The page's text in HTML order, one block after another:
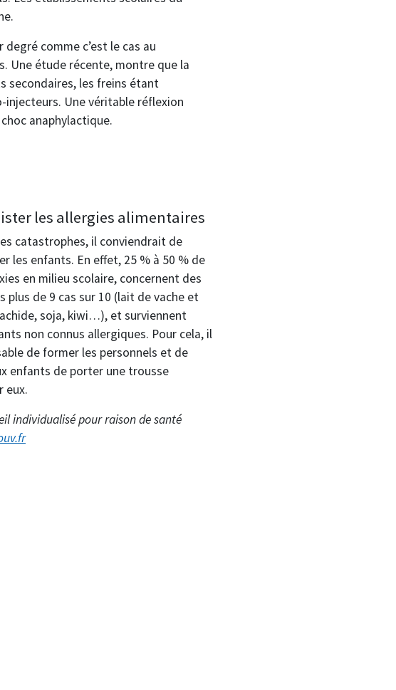
comme c’est le cas au
Une étude récente, montre que la
secondaires, les freins étant
Une véritable réflexion
anaphylactique.
les allergies alimentaires
catastrophes, il conviendrait de
les enfants. En effet, 25 % à 50 % de
en milieu scolaire, concernent des
plus de 9 cas sur 10 (lait de vache et
soja, kiwi…), et surviennent
non connus allergiques. Pour cela, il
de former les personnels et de
enfants de porter une trousse
eux.
individualisé pourraison de santé